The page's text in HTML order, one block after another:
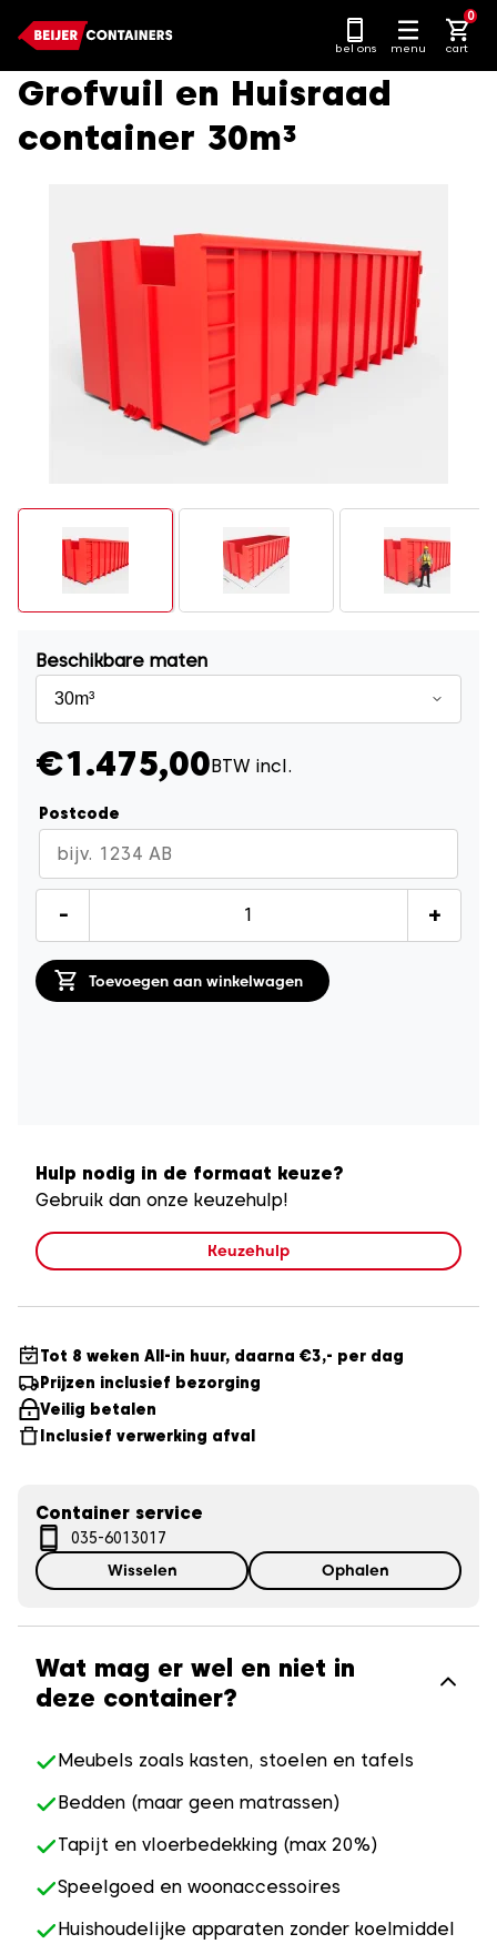
naar
content
bel ons menu cart
0
Grofvuil en Huisraad
container 30m³
Beschikbare maten
€1.475,00BTW incl.
Postcode
container
- +
Toevoegen aan winkelwagen
Hulp nodig in de formaat keuze?
Gebruik dan onze keuzehulp!
Keuzehulp
Tot 8 weken All-in huur, daarna €3,- per dag
Prijzen inclusief bezorging
Veilig betalen
Inclusief verwerking afval
Container service
035-6013017
Wisselen
Ophalen
Wat mag er wel en niet in
deze container?
Meubels zoals kasten, stoelen en tafels
Bedden (maar geen matrassen)
Tapijt en vloerbedekking (max 20%)
Speelgoed en woonaccessoires
Huishoudelijke apparaten zonder koelmiddel